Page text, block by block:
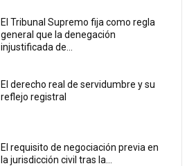
El Tribunal Supremo fija como regla
general que la denegación
injustificada de...
El derecho real de servidumbre y su
reflejo registral
El requisito de negociación previa en
la jurisdicción civil tras la...